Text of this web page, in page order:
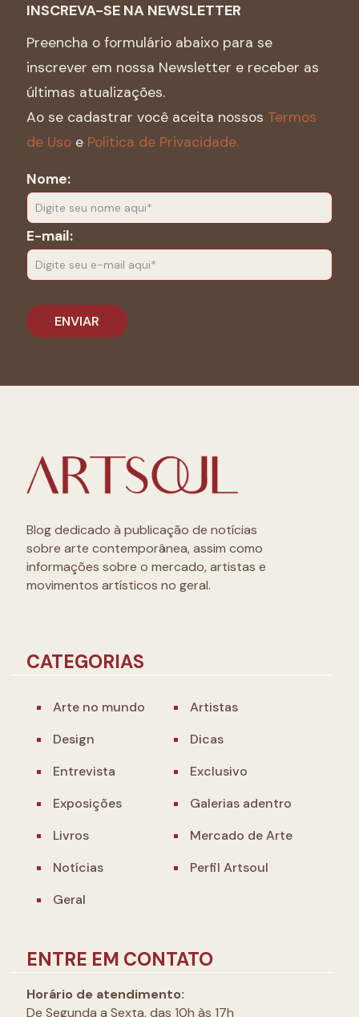
INSCREVA-SE NA NEWSLETTER
Preencha o formulário abaixo para se
inscrever em nossa Newsletter e receber as
últimas atualizações.
Ao se cadastrar você aceita nossos Termos
de Uso e Politica de Privacidade.
Nome:
E-mail:
Blog dedicado à publicação de notícias
sobre arte contemporânea, assim como
informações sobre o mercado, artistas e
movimentos artísticos no geral.
CATEGORIAS
Arte no mundo
Artistas
Design
Dicas
Entrevista
Exclusivo
Exposições
Galerias adentro
Livros
Mercado de Arte
Notícias
Perfil Artsoul
Geral
ENTRE EM CONTATO
Horário de atendimento:
De Segunda a Sexta, das 10h às 17h